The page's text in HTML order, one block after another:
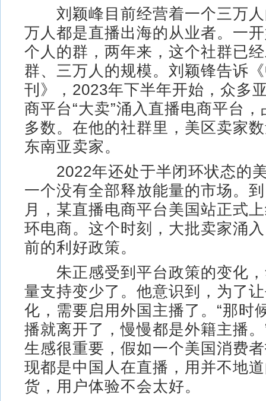
刘颖峰目前经营着一个三万人
万人都是直播出海的从业者。一
个人的群，两年来，这个社群已
群、三万人的规模。刘颖锋告诉
刊》，2023年下半年开始，众多
商平台“大卖”涌入直播电商平台
多数。在他的社群里，美区卖家
东南亚卖家。
2022年还处于半闭环状态的
一个没有全部释放能量的市场。
月，某直播电商平台美国站正式
环电商。这个时刻，大批卖家涌
前的利好政策。
朱正感受到平台政策的变化，
量支持变少了。他意识到，为了
化，需要启用外国主播了。“那时
播就离开了，慢慢都是外籍主播
生感很重要，假如一个美国消费
现都是中国人在直播，用并不地
货，用户体验不会太好。